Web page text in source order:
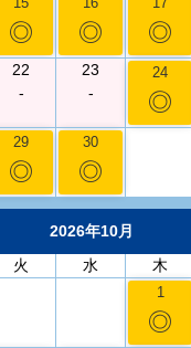
◎ ◎ ◎
22
-
23
-
24
◎
29
◎
30
◎
2026年10月
火 水 木
1
◎